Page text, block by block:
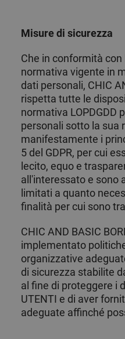
Misure di sicurezza
Che in conformità
normativa vigente in
dati personali, CHIC
rispetta tutte le
normativa LOPDGDD
personali sotto la sua
manifestamente i
5 del GDPR, per cui
lecito, equo e
all'interessato e sono
limitati a quanto
finalità per cui sono
CHIC AND BASIC
implementato
organizzative
di sicurezza stabilite
al fine di proteggere i
UTENTI e di aver
adeguate affinché
Strettamente necessari
I cookie strettamente
principali del sito web
gestione dell"account. Il
correttamente senza i
Nome
PHPSESSID